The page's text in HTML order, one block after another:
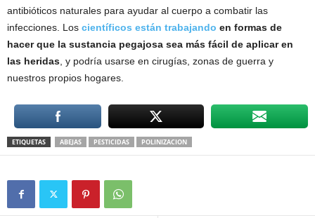
antibióticos naturales para ayudar al cuerpo a combatir las
infecciones. Los científicos están trabajando en formas de
hacer que la sustancia pegajosa sea más fácil de aplicar en
las heridas , y podría usarse en cirugías, zonas de guerra y
nuestros propios hogares.
ETIQUETAS ABEJAS PESTICIDAS POLINIZACION